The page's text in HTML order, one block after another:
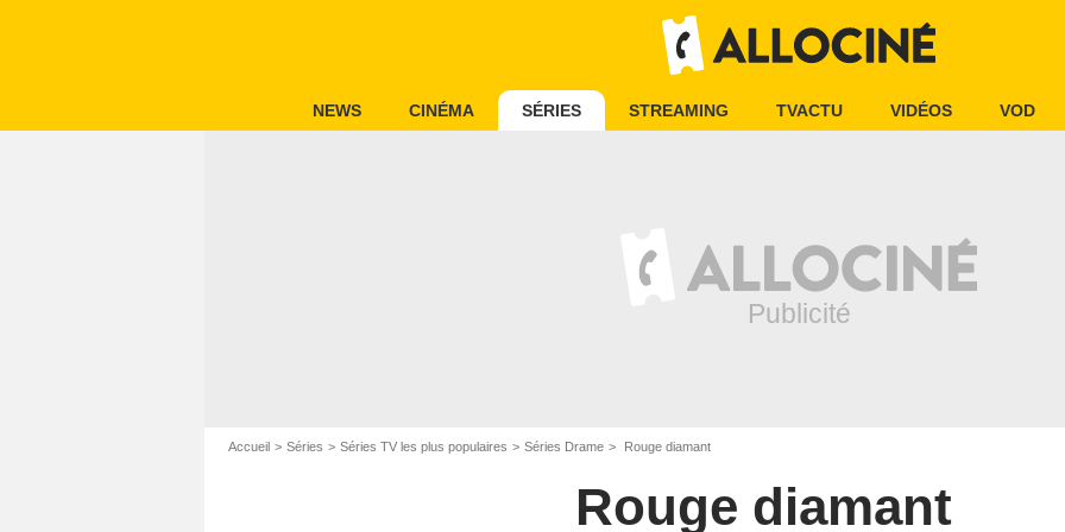
NEWS CINÉMA SÉRIES STREAMING TVACTU VIDÉOS VOD
Accueil Séries Séries TV les plus populaires Séries Drame Rouge diamant
Rouge diamant